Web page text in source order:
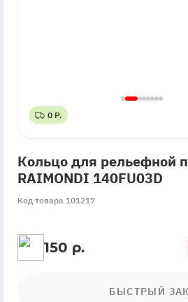
0 Р.
0 Р.
Кольцо для рельефной
RAIMONDI 140FU03D
Код товара 101217
150 р.
БЫСТРЫЙ